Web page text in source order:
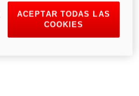
ACEPTAR TODAS LAS
COOKIES